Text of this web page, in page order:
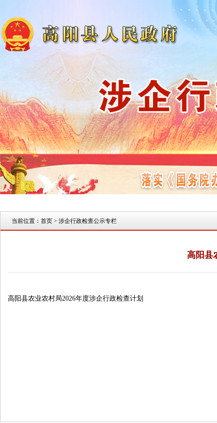
当前位置： 首页 > 涉企行政检查公示专栏
高阳县
高阳县农业农村局2026年度涉企行政检查计划